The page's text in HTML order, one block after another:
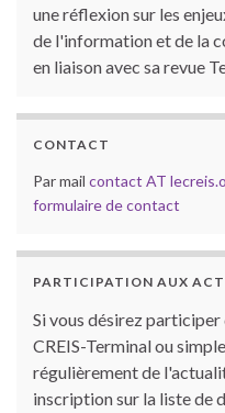
une réflexion sur les
de l'information et de la
en liaison avec sa revue
CONTACT
Par mail contact AT
formulaire de contact
PARTICIPATION AUX
Si vous désirez
CREIS-Terminal ou
régulièrement de
inscription sur la liste de